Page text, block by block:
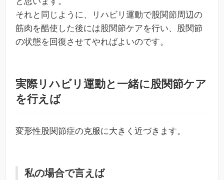
それと同じように、リハビリ運動で股関節周辺の
筋肉を酷使した後には股関節ケアを行い、股関節
の状態を回復させてやればよいのです。
実際リハビリ運動と一緒に股関節ケア
を行えば
変形性股関節症の克服に大きく近づきます。
私の場合で言えば